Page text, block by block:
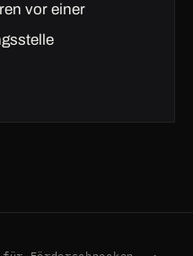
vor einer